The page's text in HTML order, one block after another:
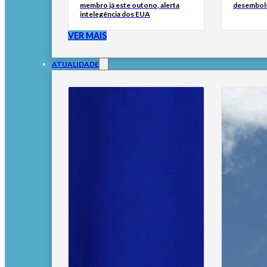
membro já este outono, alerta
intelegência dos EUA
VER MAIS
ATUALIDADE